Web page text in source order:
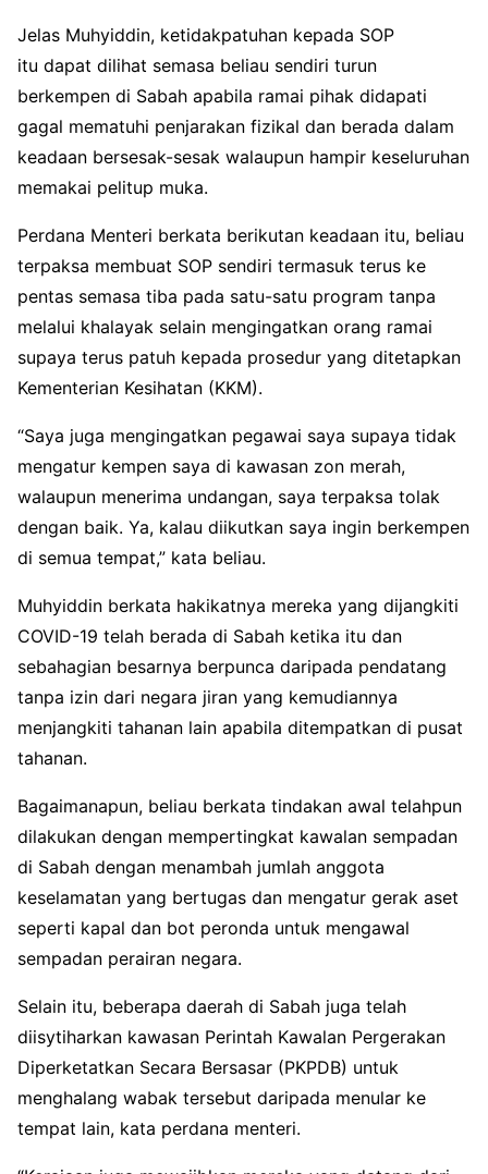
Jelas Muhyiddin, ketidakpatuhan kepada SOP
itu dapat dilihat semasa beliau sendiri turun
berkempen di Sabah apabila ramai pihak didapati
gagal mematuhi penjarakan fizikal dan berada dalam
keadaan bersesak-sesak walaupun hampir keseluruhan
memakai pelitup muka.
Perdana Menteri berkata berikutan keadaan itu, beliau
terpaksa membuat SOP sendiri termasuk terus ke
pentas semasa tiba pada satu-satu program tanpa
melalui khalayak selain mengingatkan orang ramai
supaya terus patuh kepada prosedur yang ditetapkan
Kementerian Kesihatan (KKM).
“Saya juga mengingatkan pegawai saya supaya tidak
mengatur kempen saya di kawasan zon merah,
walaupun menerima undangan, saya terpaksa tolak
dengan baik. Ya, kalau diikutkan saya ingin berkempen
di semua tempat,” kata beliau.
Muhyiddin berkata hakikatnya mereka yang dijangkiti
COVID-19 telah berada di Sabah ketika itu dan
sebahagian besarnya berpunca daripada pendatang
tanpa izin dari negara jiran yang kemudiannya
menjangkiti tahanan lain apabila ditempatkan di pusat
tahanan.
Bagaimanapun, beliau berkata tindakan awal telahpun
dilakukan dengan mempertingkat kawalan sempadan
di Sabah dengan menambah jumlah anggota
keselamatan yang bertugas dan mengatur gerak aset
seperti kapal dan bot peronda untuk mengawal
sempadan perairan negara.
Selain itu, beberapa daerah di Sabah juga telah
diisytiharkan kawasan Perintah Kawalan Pergerakan
Diperketatkan Secara Bersasar (PKPDB) untuk
menghalang wabak tersebut daripada menular ke
tempat lain, kata perdana menteri.